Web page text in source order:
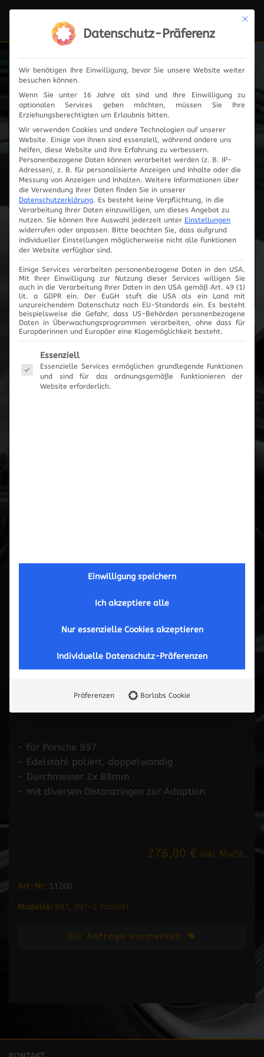
Fahrzeugauswahl
Innovationen
Cartronic Innovationen
Produktanfrage
Es wurden keine Artikel vorgemerkt
Endrohrsatz S-Look
- für Porsche 997
- Edelstahl poliert, doppelwandig
- Durchmesser 2x 89mm
- mit diversen Distanzringen zur Adaption
276,00 € inkl.MwSt.
Art-Nr: 11200
Modelle: 997, 997-2 Facelift
Für Anfrage vormerken
Mit
Datenschutz-Präferenz
Wir benötigen Ihre Einwilligung, bevor Sie unsere Website weiter
besuchen können.
Wenn Sie unter 16 Jahre alt sind und Ihre Einwilligung zu
optionalen Services geben möchten, müssen Sie Ihre
Erziehungsberechtigten um Erlaubnis bitten.
Wir verwenden Cookies und andere Technologien auf unserer
Website. Einige von ihnen sind essenziell, während andere uns
helfen, diese Website und Ihre Erfahrung zu verbessern.
Personenbezogene Daten können verarbeitet werden (z. B. IP-
Adressen), z. B. für personalisierte Anzeigen und Inhalte oder die
Messung von Anzeigen und Inhalten. Weitere Informationen über
die Verwendung Ihrer Daten finden Sie in unserer
Datenschutzerklärung. Es besteht keine Verpflichtung, in die
Verarbeitung Ihrer Daten einzuwilligen, um dieses Angebot zu
nutzen. Sie können Ihre Auswahl jederzeit unter Einstellungen
widerrufen oder anpassen. Bitte beachten Sie, dass aufgrund
individueller Einstellungen möglicherweise nicht alle Funktionen
der Website verfügbar sind.
Einige Services verarbeiten personenbezogene Daten in den USA.
Mit Ihrer Einwilligung zur Nutzung dieser Services willigen Sie
auch in die Verarbeitung Ihrer Daten in den USA gemäß Art. 49 (1)
lit. a GDPR ein. Der EuGH stuft die USA als ein Land mit
unzureichendem Datenschutz nach EU-Standards ein. Es besteht
beispielsweise die Gefahr, dass US-Behörden personenbezogene
Daten in Überwachungsprogrammen verarbeiten, ohne dass für
Europäerinnen und Europäer eine Klagemöglichkeit besteht.
Es folgt eine Liste der Service-Gruppen, für die eine
Essenziell
Essenzielle Services ermöglichen grundlegende Funktionen
und sind für das ordnungsgemäße Funktionieren der
Website erforderlich.
Einwilligung speichern
Ich akzeptiere alle
Nur essenzielle Cookies akzeptieren
Individuelle Datenschutz-Präferenzen
Präferenzen Borlabs Cookie